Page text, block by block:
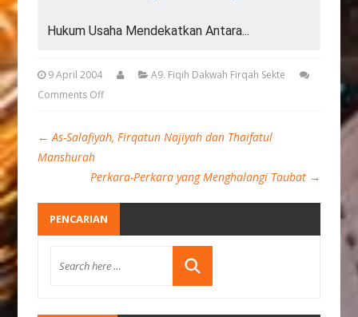
Hukum Usaha Mendekatkan Antara...
9 April 2004
A9. Fiqih Dakwah Firqah Sekte
Comments Off
← As-Salafiyah, Firqatun Najiyah dan Thaifatul
Manshurah
Perkara-Perkara yang Menghalangi Taubat →
PENCARIAN